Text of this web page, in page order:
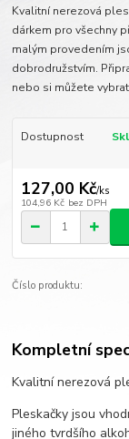
Kvalitní nerezová
dárkem pro všechny
malým provedením
dobrodružstvím.
nebo si můžete
Dostupnost
127,00 Kč/ks
104,96 Kč bez DPH
Číslo produktu:
Kompletní
Kvalitní nerezová
Pleskačky jsou
jiného tvrdšího